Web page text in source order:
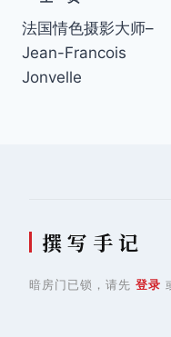
章
导
法国情色摄影大师–
Jean-Francois
Jonvelle
撰 写 手 记
暗房门已锁，请先 登录